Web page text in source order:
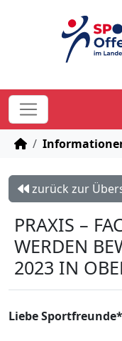
STARTSEITE
zurück zur
PRAXIS –
WERDEN
2023 IN
Liebe